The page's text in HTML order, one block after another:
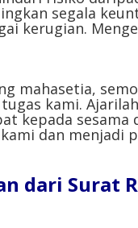
segala
kerugian.
mahasetia,
kami.
kepada sesama
dan menjadi
dari Surat